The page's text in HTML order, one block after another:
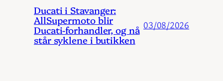
Ducati i Stavanger:
AllSupermoto blir
Ducati-forhandler, og nå
står syklene i butikken
03/08/2026